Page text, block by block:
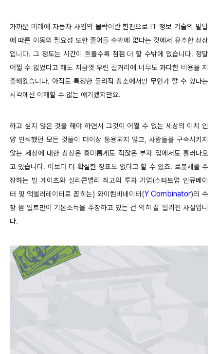
가까운 미래에 자동차 사업의 몰락이란 한편으로 IT 정보 기술의 발달
에 따른 이동의 필요성 또한 줄어들 수밖에 없다는 것에서 유추한 상상
입니다. 그 정도는 시간이 흐를수록 점점 더 할 수밖에 없습니다. 정말
어쩔 수 없었다고 해도 지금껏 우린 길거리에 너무도 과다한 비용을 지
출해왔습니다. 아직도 특정한 물리작 장소에서만 무언가 할 수 있다는
시각에선 이해할 수 없는 얘기겠지만요.
하고 싶지 않은 것을 해야 하면서 그것이 어쩔 수 없는 세상의 이치 인
양 인식했던 모든 것들이 더이상 통용되지 않고, 사람들을 구속시키지
않는 세상에 대한 상상은 흥미롭게도 적잖은 부자 입에서도 흘러나오
고 있습니다. 이보다 더 확실한 징표도 없다고 할 수 있죠. 로봇세를 주
장하는 빌 게이츠와 실리콘밸리 최고의 투자 기업(스타트업 인큐베이
터 및 액셀러레이터로 꼽히는) 와이컴비네이터(Y Combinator)의 수
장 샘 알트만이 기본소득을 주장하고 있는 건 익히 잘 알려진 사실입니
다.